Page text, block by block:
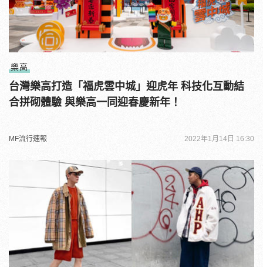
樂高
台灣樂高打造「福虎雲中城」迎虎年 科技化互動結
合拼砌體驗 與樂高一同迎春慶新年！
MF流行速報 2022年1月14日 16:30